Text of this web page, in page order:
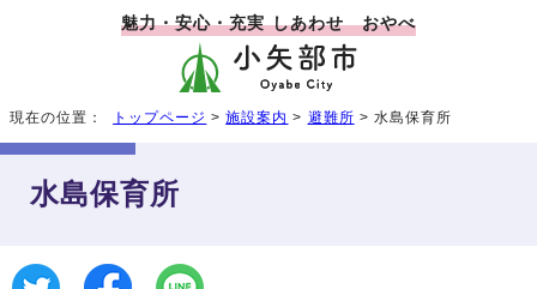
魅力・安心・充実 しあわせ おやべ
現在の位置： トップページ >施設案内 > 避難所 > 水島保育所
水島保育所